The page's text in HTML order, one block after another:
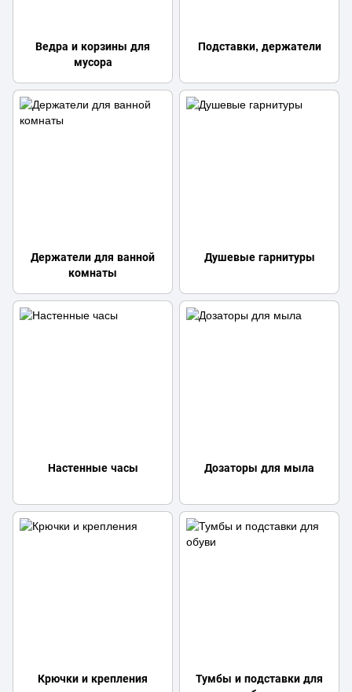
Ведра и корзины для
мусора
Подставки, держатели
Держатели для ванной
комнаты
Душевые гарнитуры
Настенные часы Дозаторы для мыла
Крючки и крепления
Тумбы и подставки для